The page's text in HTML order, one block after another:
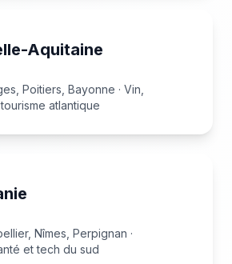
Aquitaine
Poitiers, Bayonne · Vin,
atlantique
Nîmes, Perpignan ·
et tech du sud